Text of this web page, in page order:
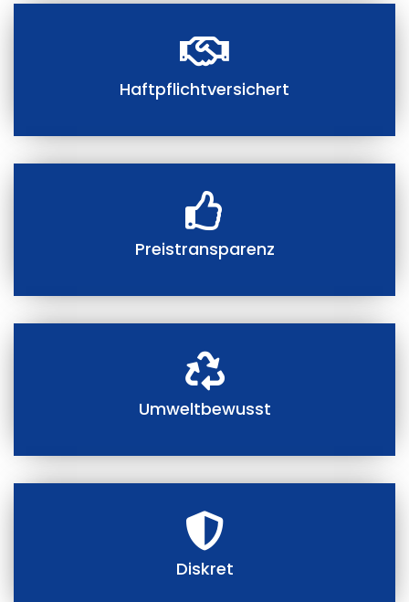
Haftpflichtversichert
Preistransparenz
Umweltbewusst
Diskret